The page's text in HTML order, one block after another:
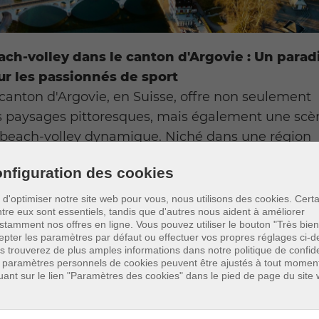
des cookies
d'optimiser notre site web pour vous, nous utilisons des cookies.
eux sont essentiels, tandis que d'autres nous aident à améliorer
nos offres en ligne. Vous pouvez utiliser le bouton "Très
les paramètres par défaut ou effectuer vos propres réglages ci-
trouverez de plus amples informations dans notre politique de
paramètres personnels de cookies peuvent être ajustés à tout
sur le lien "Paramètres des cookies" dans le pied de page du site
volley dans le canton d'Argovie : Un
les passionnés de sport
d'Argovie, en Suisse, offre non seulement
paysages pittoresques, mais également une
volley dynamique. Niché dans une région
de nombreuses opportunités de pratiquer le
volley dans un cadre idyllique. Le beach-
devenu un sport populaire dans la région, avec
pour les loisirs et les tournois. Pour plus
sur le beach-volley dans le canton
et dans toute la Suisse, consultez le site